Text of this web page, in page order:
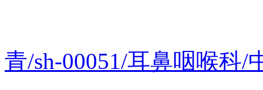
青/sh-00051/耳鼻咽喉科/